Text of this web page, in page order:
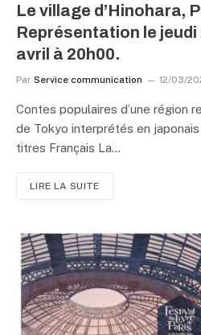
Le village d’Hinohara,
Représentation le jeudi
avril à 20h00.
Par Service communication 12/03/
Contes populaires d’une région
de Tokyo interprétés en
titres Français La…
LIRE LA SUITE